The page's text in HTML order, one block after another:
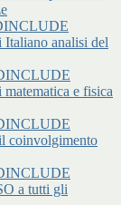
Italiano analisi del
e fisica
coinvolgimento
a tutti gli